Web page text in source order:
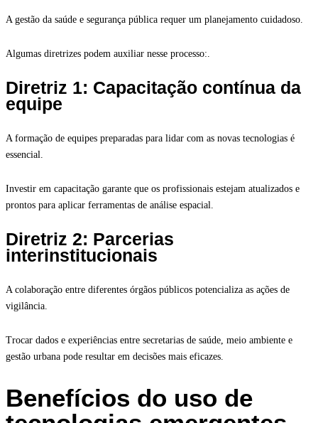
A gestão da saúde e segurança pública requer um planejamento cuidadoso.
Algumas diretrizes podem auxiliar nesse processo:.
Diretriz 1: Capacitação contínua da
equipe
A formação de equipes preparadas para lidar com as novas tecnologias é
essencial.
Investir em capacitação garante que os profissionais estejam atualizados e
prontos para aplicar ferramentas de análise espacial.
Diretriz 2: Parcerias
interinstitucionais
A colaboração entre diferentes órgãos públicos potencializa as ações de
vigilância.
Trocar dados e experiências entre secretarias de saúde, meio ambiente e
gestão urbana pode resultar em decisões mais eficazes.
Benefícios do uso de